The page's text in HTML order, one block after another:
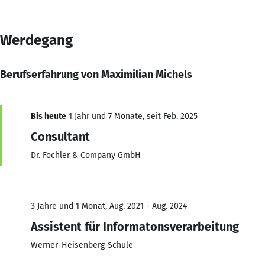
Werdegang
Berufserfahrung von Maximilian Michels
Bis heute 1 Jahr und 7 Monate, seit Feb. 2025
Consultant
Dr. Fochler & Company GmbH
3 Jahre und 1 Monat, Aug. 2021 - Aug. 2024
Assistent für Informatonsverarbeitung
Werner-Heisenberg-Schule